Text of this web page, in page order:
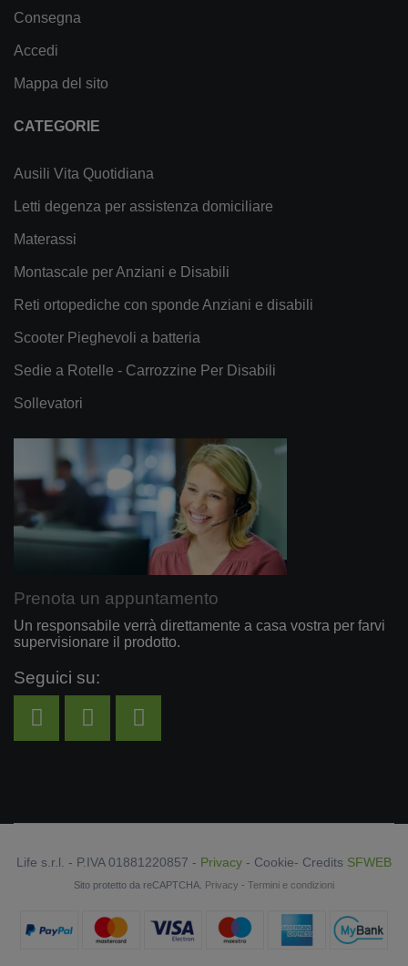
Consegna
Accedi
Mappa del sito
CATEGORIE
Ausili Vita Quotidiana
Letti degenza per assistenza domiciliare
Materassi
Montascale per Anziani e Disabili
Reti ortopediche con sponde Anziani e disabili
Scooter Pieghevoli a batteria
Sedie a Rotelle - Carrozzine Per Disabili
Sollevatori
Prenota un appuntamento
Un responsabile verrà direttamente a casa vostra per farvi
supervisionare il prodotto.
Seguici su:
Life s.r.l. - P.IVA 01881220857 - Privacy - Cookie- Credits SFWEB
Sito protetto da reCAPTCHA. Privacy - Termini e condizioni